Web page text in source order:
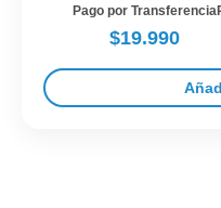
Pago por Transferencia
$19.990